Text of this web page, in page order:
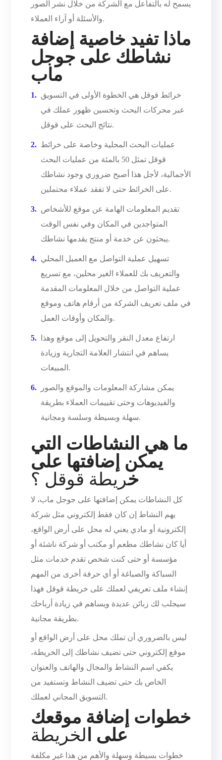
يسمح له بالتفاعل مع الشركة من خلال نشر الصور
والأسئلة أو آراء العملاء.
ماذا تفيد خاصية إضافة
نشاطك على جوجل
ماب
خرائط قوقل هي الخطوة الأولى في التسويق
عبر محركات البحث وتحسين ظهور عملك في
نتائج البحث على قوقل.
عمليات البحث المحلية وخاصة على خرائط
قوقل تمثل 50 بالمئة من عمليات البحث
الأجمالية، لأجل هذا أصبح ضروري وجود نشاطك
على الخرائط حتى لا تفقد عملاء محتملين.
تقديم المعلومات الهامة عن موقع للأشخاص
المتواجدين في المكان وفي نفس الوقت
يبحثون عن خدمة أو منتج يقدمها نشاطك.
تسهيل عملية التواصل مع العميل المحلي
والتعريف بك للعملاء الغير محلين، مع تسريع
عملية التواصل من خلال المعلومات المقدمة
في ملف تعريف الشركة من أرقام هاتف وموقع
والمكان وأوقات العمل.
ارتفاع معدل النقر والتحويل إلى موقع وهذا
يساهم في انتشار العلامة التجارية وزيادة
المبيعات.
يمكن مشاركة المعلومات والموقع والصور
والفيديوهات وحتى تقييمات العملاء بطريقة
سهلة وبسيطة وسلسة ومجانية.
ما هي النشاطات التي
يمكن إضافتها على
خريطة قوقل ؟
كل النشاطات يمكن إضافتها على جوجل ماب، لا
يهم النشاط إن كان فقط إلكتروني مثل شركة
إلكترونية أو مادي يعني له محل على أرض الواقع،
أيا كان نشاطك مطعم أو مكتب أو شركة ناشئة أو
مؤسسة أو حتى كنت شخص تقدم خدمات مثل
السباكة والصباغة أو أي حرفة أخرى من المهم
إنشاء ملف تعريفي لعملك على خريطة قوقل فهذا
سيجلب لك زبائن عديدة ويساهم في زيادة أرباحك
بطريقة مجانية.
ليس بالضروري أن تملك محل على أرض الواقع أو
موقع إلكتروني حتى تضيف نشاطك إلى الخريطة،
يكفي اسم النشاط والمجال والهاتف والعنوان
الخاص بك حتى تضيف النشاط وتستفيد من
التسويق المجاني لعملك.
خطوات إضافة موقعك
على ا لخريطة
خطوات بسيطة وسهلة والأهم من هذا غير مكلفة